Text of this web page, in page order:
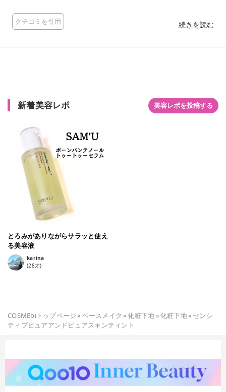
どちらもOK！どんな肌トーンもツヤあふれる自然な桜色ベース
へ なめらかなテクスチャー。 お肌にスッと馴染んでベタつか
しっとり仕上がります。 スキンティントを塗った後にクッショ
クチコミを引用 続きを読む
新着美容レポ 美容レポを投稿する
とろみがありながらサラッと使え
る美容液
karina
(28才)
COSMEbiトップページ» ベースメイク »化粧下地»化粧下地» センシ
ティブピュアアンドピュアスキンティント